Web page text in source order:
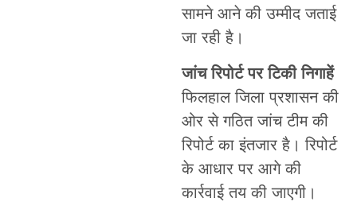
सामने आने की उम्मीद जताई
जा रही है।
जांच रिपोर्ट पर टिकी निगाहें
फिलहाल जिला प्रशासन की
ओर से गठित जांच टीम की
रिपोर्ट का इंतजार है। रिपोर्ट
के आधार पर आगे की
कार्रवाई तय की जाएगी।